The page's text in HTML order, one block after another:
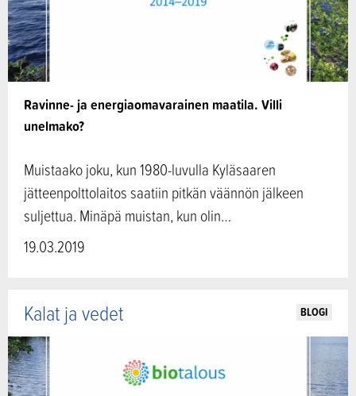
Ravinne- ja energiaomavarainen maatila. Villi
unelmako?
Muistaako joku, kun 1980-luvulla Kyläsaaren
jätteenpolttolaitos saatiin pitkän väännön jälkeen
suljettua. Minäpä muistan, kun olin…
19.03.2019
Kalat ja vedet BLOGI